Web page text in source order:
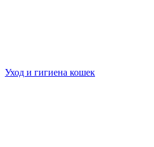
Уход и гигиена кошек